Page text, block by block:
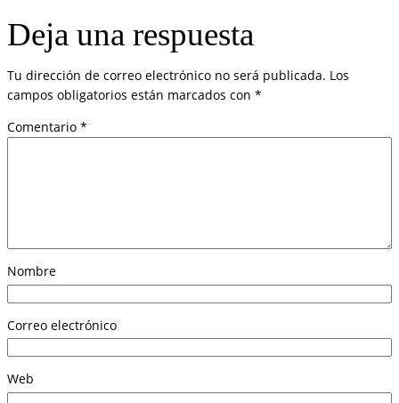
Deja una respuesta
Tu dirección de correo electrónico no será publicada. Los
campos obligatorios están marcados con *
Comentario *
Nombre
Correo electrónico
Web